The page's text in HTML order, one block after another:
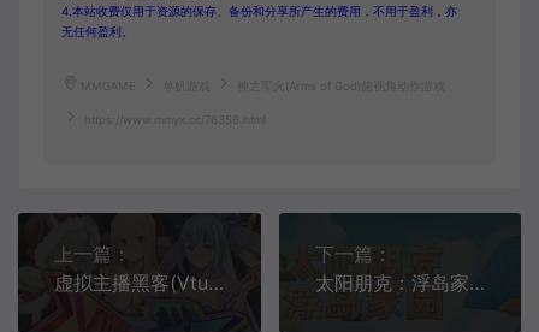
4.本站收费仅用于资源的保存、备份和分享所产生的费用，不用于盈利，亦
无任何盈利。
MMGAME 神之军火(Arms of God)俯视角动作游戏
https://www.mmyx.cc/76356.html
上一篇：
虚拟主播黑客(Vtuber Hack)科幻模拟冒险游戏
下一篇：
太阳朋克：浮岛家园(Solarpunk)建造生存模拟游戏